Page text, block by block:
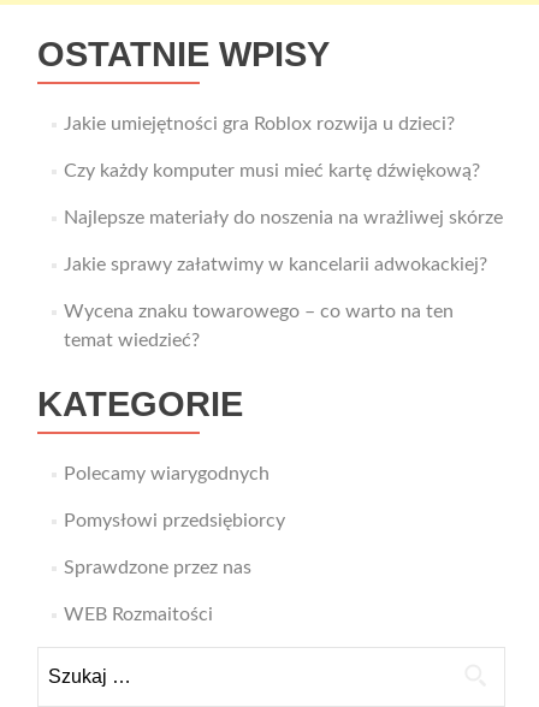
OSTATNIE WPISY
Jakie umiejętności gra Roblox rozwija u dzieci?
Czy każdy komputer musi mieć kartę dźwiękową?
Najlepsze materiały do noszenia na wrażliwej skórze
Jakie sprawy załatwimy w kancelarii adwokackiej?
Wycena znaku towarowego – co warto na ten
temat wiedzieć?
KATEGORIE
Polecamy wiarygodnych
Pomysłowi przedsiębiorcy
Sprawdzone przez nas
WEB Rozmaitości